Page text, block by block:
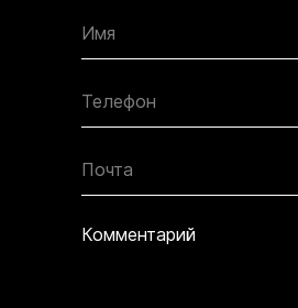
Имя
Телефон
Почта
Комментарий